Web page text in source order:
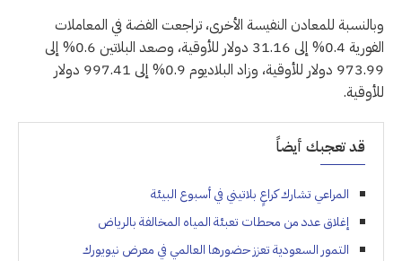
وبالنسبة للمعادن النفيسة الأخرى، تراجعت الفضة في المعاملات
الفورية 0.4% إلى 31.16 دولار للأوقية، وصعد البلاتين 0.6% إلى
973.99 دولار للأوقية، وزاد البلاديوم 0.9% إلى 997.41 دولار
للأوقية.
قد تعجبك أيضاً
المراعي تشارك كراعٍ بلاتيني في أسبوع البيئة
إغلاق عدد من محطات تعبئة المياه المخالفة بالرياض
التمور السعودية تعزز حضورها العالمي في معرض نيويورك